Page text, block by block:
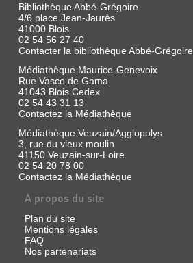
Bibliothèque Abbé-Grégoire
4/6 place Jean-Jaurès
41000 Blois
02 54 56 27 40
Contacter la bibliothèque Abbé-Grégoire
Médiathèque Maurice-Genevoix
Rue Vasco de Gama
41043 Blois Cedex
02 54 43 31 13
Contactez la Médiathèque
Médiathèque Veuzain/Agglopolys
3, rue du vieux moulin
41150 Veuzain-sur-Loire
02 54 20 78 00
Contactez la Médiathèque
A propos du site
Plan du site
Mentions légales
FAQ
Nos partenariats